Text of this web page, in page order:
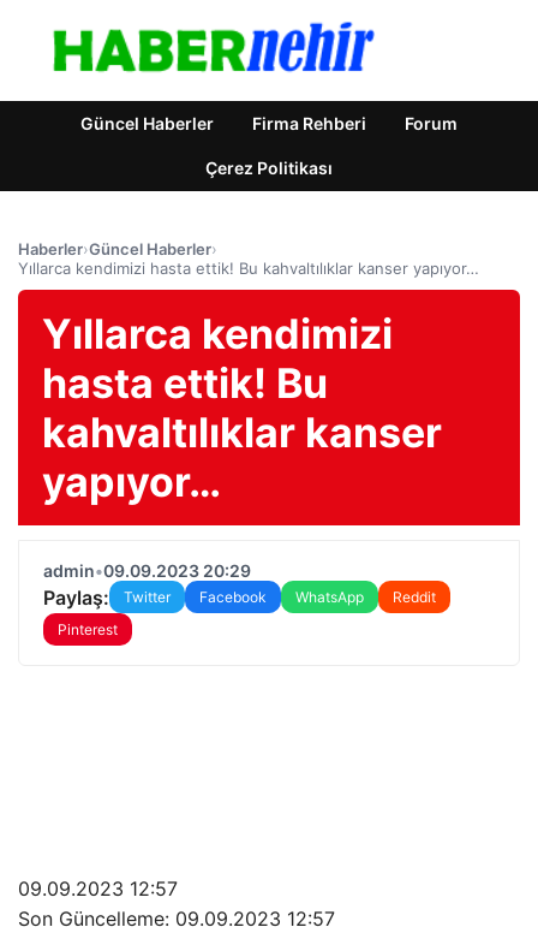
Güncel Haberler Firma Rehberi Forum
Çerez Politikası
Haberler›Güncel Haberler›
Yıllarca kendimizi hasta ettik! Bu kahvaltılıklar kanser yapıyor…
Yıllarca kendimizi
hasta ettik! Bu
kahvaltılıklar kanser
yapıyor…
admin•09.09.2023 20:29
Paylaş: Twitter Facebook WhatsApp
Reddit
Pinterest
09.09.2023 12:57
Son Güncelleme: 09.09.2023 12:57